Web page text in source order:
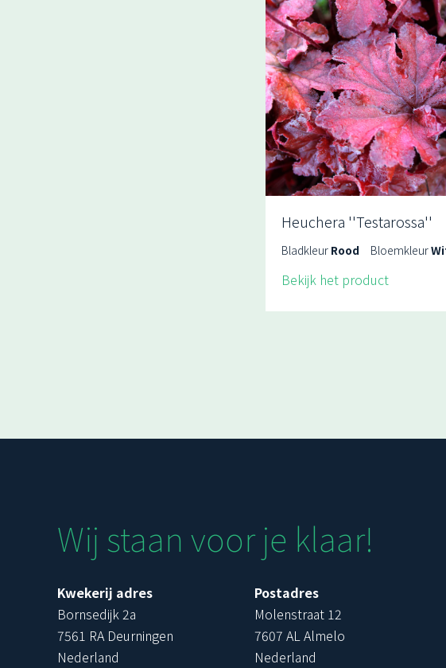
Heuchera ''Testarossa''
Bladkleur Rood Bloemkleur
Bekijk het product
Wij staan voor je klaar!
Kwekerij adres
Bornsedijk 2a
7561 RA Deurningen
Nederland
Postadres
Molenstraat 12
7607 AL Almelo
Nederland